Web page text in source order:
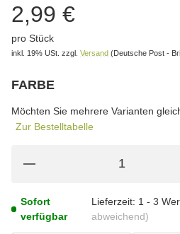
2,99 €
pro Stück
inkl. 19% USt. zzgl. Versand (Deutsche Post -
FARBE
Möchten Sie mehrere Varianten
Zur Bestelltabelle
Sofort
verfügbar
Lieferzeit: 1 - 3
abweichend)